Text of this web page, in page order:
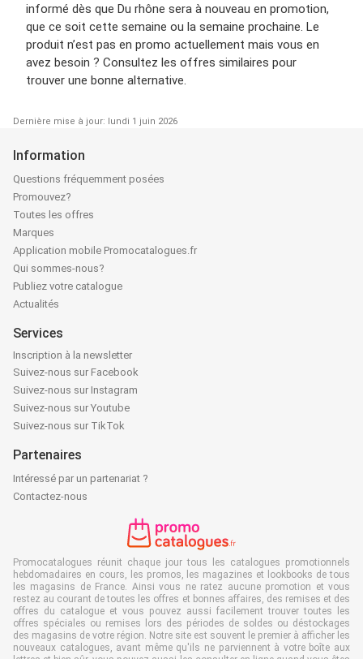
informé dès que Du rhône sera à nouveau en promotion,
que ce soit cette semaine ou la semaine prochaine. Le
produit n’est pas en promo actuellement mais vous en
avez besoin ? Consultez les offres similaires pour
trouver une bonne alternative.
Dernière mise à jour: lundi 1 juin 2026
Information
Questions fréquemment posées
Promouvez?
Toutes les offres
Marques
Application mobile Promocatalogues.fr
Qui sommes-nous?
Publiez votre catalogue
Actualités
Services
Inscription à la newsletter
Suivez-nous sur Facebook
Suivez-nous sur Instagram
Suivez-nous sur Youtube
Suivez-nous sur TikTok
Partenaires
Intéressé par un partenariat ?
Contactez-nous
Promocatalogues réunit chaque jour tous les catalogues promotionnels
hebdomadaires en cours, les promos, les magazines et lookbooks de tous
les magasins de France. Ainsi vous ne ratez aucune promotion et vous
restez au courant de toutes les offres et bonnes affaires, des remises et des
offres du catalogue et vous pouvez aussi facilement trouver toutes les
offres spéciales ou remises lors des périodes de soldes ou déstockages
des magasins de votre région. Notre site est souvent le premier à afficher les
nouveaux catalogues, avant même qu'ils ne parviennent à votre boîte aux